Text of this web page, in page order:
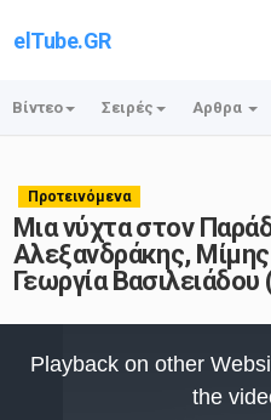
elTube.GR
Βίντεο Σειρές Αρθρα
Προτεινόμενα
Μια νύχτα στον
Αλεξανδράκης,
Γεωργία
Playback on other
the